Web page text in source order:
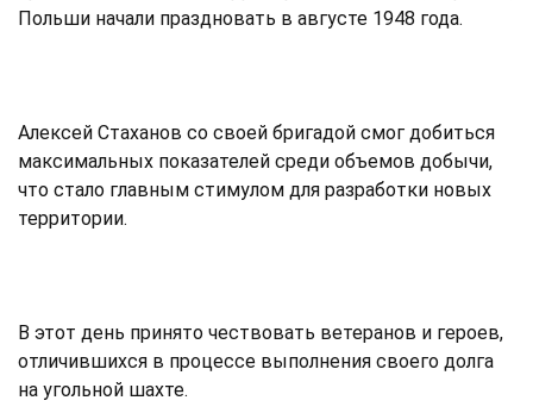
Польши начали праздновать в августе 1948 года.
Алексей Стаханов со своей бригадой смог добиться
максимальных показателей среди объемов добычи,
что стало главным стимулом для разработки новых
территории.
В этот день принято чествовать ветеранов и героев,
отличившихся в процессе выполнения своего долга
на угольной шахте.